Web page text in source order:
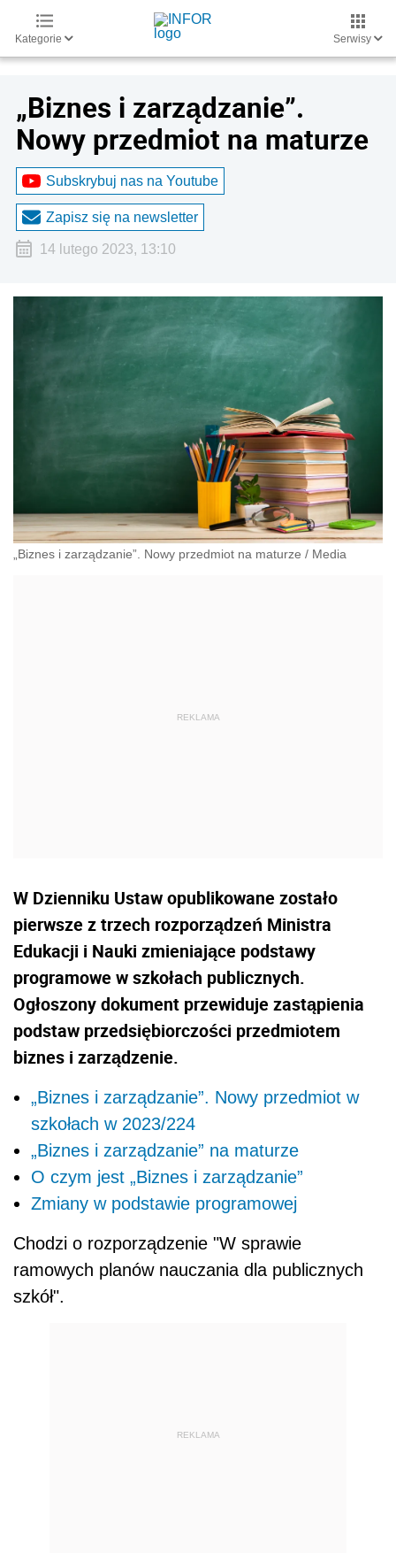
Kategorie Serwisy
„Biznes i zarządzanie”.
Nowy przedmiot na maturze
Subskrybuj nas na Youtube
Zapisz się na newsletter
14 lutego 2023, 13:10
„Biznes i zarządzanie”. Nowy przedmiot na maturze / Media
W Dzienniku Ustaw opublikowane zostało
pierwsze z trzech rozporządzeń Ministra
Edukacji i Nauki zmieniające podstawy
programowe w szkołach publicznych.
Ogłoszony dokument przewiduje zastąpienia
podstaw przedsiębiorczości przedmiotem
biznes i zarządzenie.
„Biznes i zarządzanie”. Nowy przedmiot w
szkołach w 2023/224
„Biznes i zarządzanie” na maturze
O czym jest „Biznes i zarządzanie”
Zmiany w podstawie programowej
Chodzi o rozporządzenie "W sprawie
ramowych planów nauczania dla publicznych
szkół".
REKLAMA